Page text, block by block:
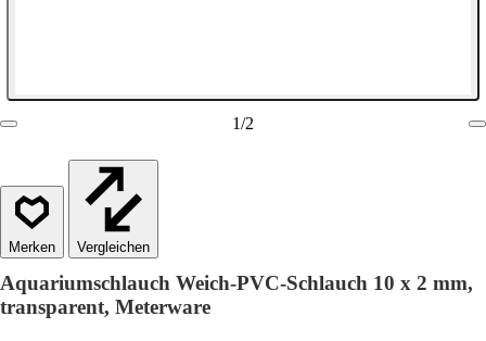
1/2
Vergleichen
Aquariumschlauch Weich-PVC-Schlauch 10 x 2 mm,
transparent, Meterware